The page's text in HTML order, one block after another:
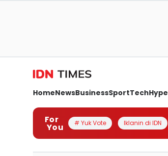
HomeNewsBusinessSportTechHype
For
You # Yuk Vote Iklanin di IDN